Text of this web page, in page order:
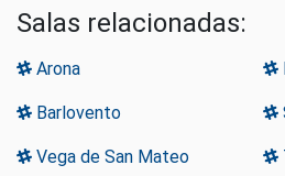
Salas relacionadas:
Arona
Barlovento
Vega de San Mateo